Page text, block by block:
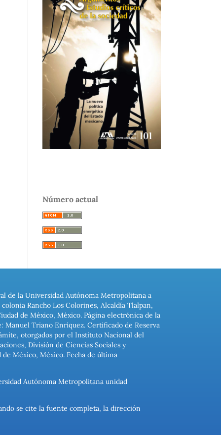
Número actual
de la Universidad Autónoma Metropolitana a
Rancho Los Colorines, Alcaldía Tlalpan,
de México, México. Página electrónica de la
Triano Enríquez. Certificado de Reserva
otorgados por el Instituto Nacional del
División de Ciencias Sociales y
de México, México. Fecha de última
Autónoma Metropolitana unidad
se cite la fuente completa, la dirección